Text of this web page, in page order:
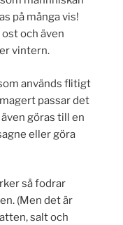
på många vis!
och även
vintern.
används flitigt
passar det
göras till en
eller göra
så fodrar
(Men det är
salt och